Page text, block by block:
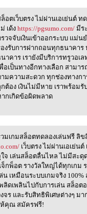
ตเว็บตรง ไม่ผ่าน
ล็อตเว็บตรง ไม่ผ่านเอเย่นต์ ท
เด้งhttps://pgsumo.com/มีร
รวจจับเงินเข้าออกระบบ แม่น
งรับการฝากถอนทุกธนาคา
นาคาร เรายังมีบริการทรูวอเล
พื่อเป็นทางอีกทางเลือก สามาร
ามความสะดวก ทุกช่องทางกา
กต้อง เงินไม่มีหาย เราพร้อม
กเกิดข้อผิดพลาด
มเกมสล็อตทดลอ
มเกมสล็อตทดลองเล่นฟรี ลิ
เว็บตรง ไม่ผ่านเอเย่นต์
จ เล่นสล็อตลื่นไหล ไม่มีสะดุ
จ็กพ็อต รางวัลใหญ่ได้ทุกเกม
ล่น เหมือนระบบเกมจริง 100%
พลิดเพลินไปกับการเล่น สล็อ
จร และรับสิทธิพิเศษต่างๆ มา
ห้คุณ สมัครฟรี!